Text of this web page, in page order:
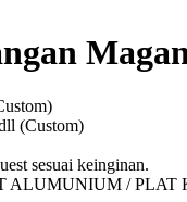
(Custom)
sesuai keinginan.
ALUMUNIUM / PLAT